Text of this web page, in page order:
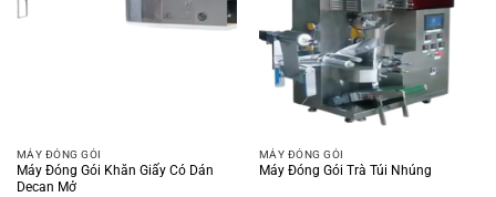
MÁY ĐÓNG GÓI
Máy Đóng Gói Khăn Giấy Có Dán
Decan Mở
MÁY ĐÓNG GÓI
Máy Đóng Gói Trà Túi Nhúng